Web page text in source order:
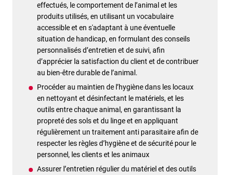
effectués, le comportement de l’animal et les
produits utilisés, en utilisant un vocabulaire
accessible et en s'adaptant à une éventuelle
situation de handicap, en formulant des conseils
personnalisés d’entretien et de suivi, afin
d’apprécier la satisfaction du client et de contribuer
au bien-être durable de l’animal.
Procéder au maintien de l’hygiène dans les locaux
en nettoyant et désinfectant le matériels, et les
outils entre chaque animal, en garantissant la
propreté des sols et du linge et en appliquant
régulièrement un traitement anti parasitaire afin de
respecter les règles d’hygiène et de sécurité pour le
personnel, les clients et les animaux
Assurer l’entretien régulier du matériel et des outils